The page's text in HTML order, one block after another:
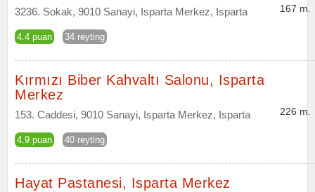
3236. Sokak, 9010 Sanayi, Isparta Merkez, Isparta
4.4 puan 34 reyting
167 m.
Kırmızı Biber Kahvaltı Salonu, Isparta
Merkez
153. Caddesi, 9010 Sanayi, Isparta Merkez, Isparta
4.9 puan 40 reyting
226 m.
Hayat Pastanesi, Isparta Merkez